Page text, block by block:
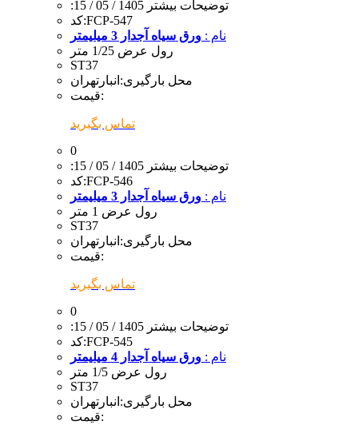
:توضیحات بیشتر
کد:FCP-547
نام : ورق سیاه آجدار 3 میلیمتر
رول عرض 1/25 متر
ST37
محل بارگیری: انبارتهران
قیمت:
تماس بگیرید
0
:توضیحات بیشتر
کد:FCP-546
نام : ورق سیاه آجدار 3 میلیمتر
رول عرض 1 متر
ST37
محل بارگیری: انبارتهران
قیمت:
تماس بگیرید
0
:توضیحات بیشتر
کد:FCP-545
نام : ورق سیاه آجدار 4 میلیمتر
رول عرض 1/5 متر
ST37
محل بارگیری: انبارتهران
قیمت: